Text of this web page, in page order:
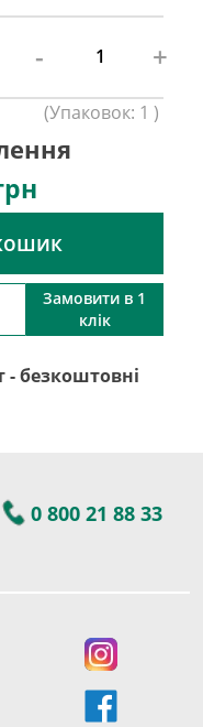
- +
(Упаковок: 1 )
Замовити в 1
клік
- безкоштовні
0 800 21 88 33